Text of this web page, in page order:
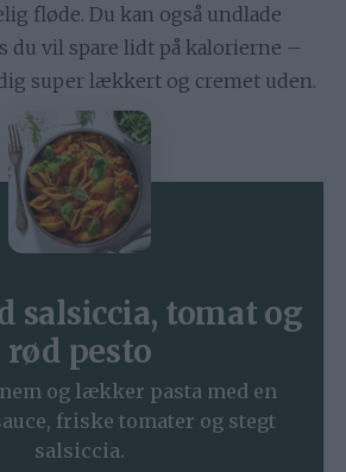
fløde. Du kan også undlade
du vil spare lidt på kalorierne –
super lækkert og cremet uden.
salsiccia, tomat og
rød pesto
og lækker pasta med en
friske tomater og stegt
salsiccia.